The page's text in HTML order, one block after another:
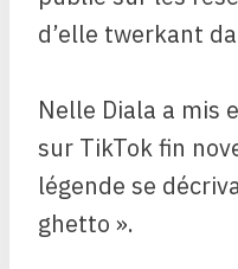
d’elle twerkant
Nelle Diala a mis
sur TikTok fin
légende se
ghetto ».